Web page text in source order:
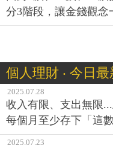
分3階段，讓金錢觀念
個人理財 ‧ 今日最
2025.07.28
收入有限、支出無限
每個月至少存下「這數
2025.07.23